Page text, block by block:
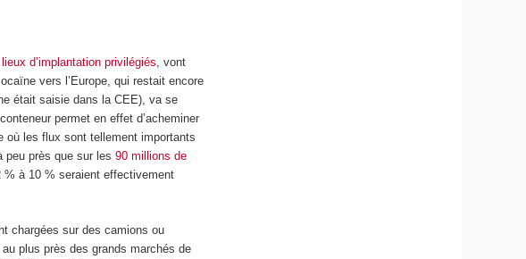
lieux d’implantation privilégiés, vont
vers l’Europe, qui restait encore
était saisie dans la CEE), va se
permet en effet d’acheminer
où les flux sont tellement importants
peu près que sur les90 millions de
% à 10 % seraient effectivement
chargées sur des camions ou
plus près des grands marchés de